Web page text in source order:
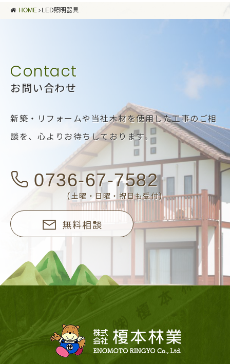
HOME LED照明器具
お問い合わせ
新築・リフォームや当社木材を使用した工事のご相
談を、 心よりお待ちしております。
0736-67-7582
(土曜・日曜・祝日も受付)
無料相談